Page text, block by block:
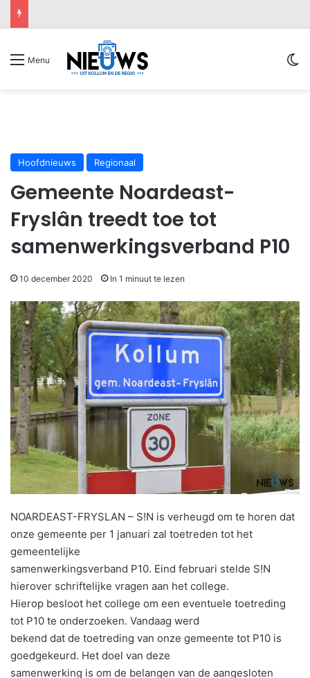
Menu
Hoofdnieuws Regionaal
Gemeente Noardeast-
Fryslân treedt toe tot
samenwerkingsverband P10
10 december 2020 In 1 minuut te lezen
NOARDEAST-FRYSLAN – S!N is verheugd om te horen dat
onze gemeente per 1 januari zal toetreden tot het
gemeentelijke
samenwerkingsverband P10. Eind februari stelde S!N
hierover schriftelijke vragen aan het college.
Hierop besloot het college om een eventuele toetreding
tot P10 te onderzoeken. Vandaag werd
bekend dat de toetreding van onze gemeente tot P10 is
goedgekeurd. Het doel van deze
samenwerking is om de belangen van de aangesloten